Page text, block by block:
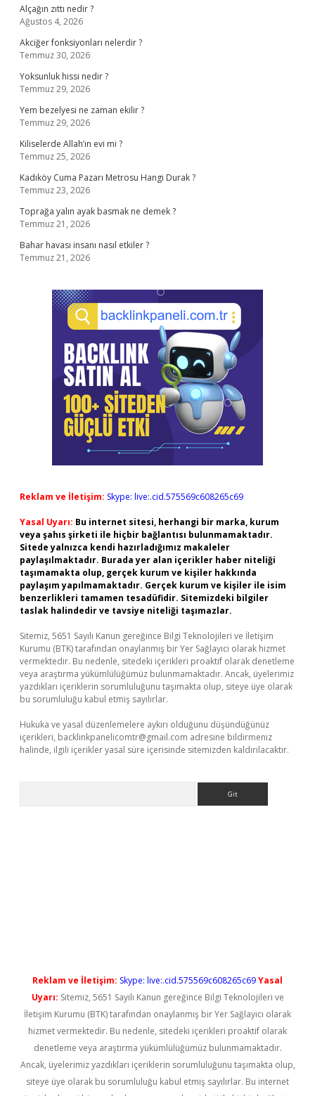
Alçağın zıttı nedir ?
Ağustos 4, 2026
Akciğer fonksiyonları nelerdir ?
Temmuz 30, 2026
Yoksunluk hissi nedir ?
Temmuz 29, 2026
Yem bezelyesi ne zaman ekilir ?
Temmuz 29, 2026
Kiliselerde Allah’ın evi mi ?
Temmuz 25, 2026
Kadıköy Cuma Pazarı Metrosu Hangi Durak ?
Temmuz 23, 2026
Toprağa yalın ayak basmak ne demek ?
Temmuz 21, 2026
Bahar havası insanı nasıl etkiler ?
Temmuz 21, 2026
Reklam ve İletişim: Skype: live:.cid.575569c608265c69
Yasal Uyarı: Bu internet sitesi, herhangi bir marka, kurum
veya şahıs şirketi ile hiçbir bağlantısı bulunmamaktadır.
Sitede yalnızca kendi hazırladığımız makaleler
paylaşılmaktadır. Burada yer alan içerikler haber niteliği
taşımamakta olup, gerçek kurum ve kişiler hakkında
paylaşım yapılmamaktadır. Gerçek kurum ve kişiler ile isim
benzerlikleri tamamen tesadüfidir. Sitemizdeki bilgiler
taslak halindedir ve tavsiye niteliği taşımazlar.
Sitemiz, 5651 Sayılı Kanun gereğince Bilgi Teknolojileri ve İletişim
Kurumu (BTK) tarafından onaylanmış bir Yer Sağlayıcı olarak hizmet
vermektedir. Bu nedenle, sitedeki içerikleri proaktif olarak denetleme
veya araştırma yükümlülüğümüz bulunmamaktadır. Ancak, üyelerimiz
yazdıkları içeriklerin sorumluluğunu taşımakta olup, siteye üye olarak
bu sorumluluğu kabul etmiş sayılırlar.
Hukuka ve yasal düzenlemelere aykırı olduğunu düşündüğünüz
içerikleri, backlinkpanelicomtr@gmail.com adresine bildirmeniz
halinde, ilgili içerikler yasal süre içerisinde sitemizden kaldırılacaktır.
Reklam ve İletişim: Skype: live:.cid.575569c608265c69Yasal
Uyarı: Sitemiz, 5651 Sayılı Kanun gereğince Bilgi Teknolojileri ve
İletişim Kurumu (BTK) tarafından onaylanmış bir Yer Sağlayıcı olarak
hizmet vermektedir. Bu nedenle, sitedeki içerikleri proaktif olarak
denetleme veya araştırma yükümlülüğümüz bulunmamaktadır.
Ancak, üyelerimiz yazdıkları içeriklerin sorumluluğunu taşımakta olup,
siteye üye olarak bu sorumluluğu kabul etmiş sayılırlar. Bu internet